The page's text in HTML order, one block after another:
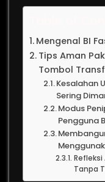
Mengenal BI
Tips Aman
Tombol
Kesalahan
Sering
Modus
Pengguna
Refleksi
Tanpa